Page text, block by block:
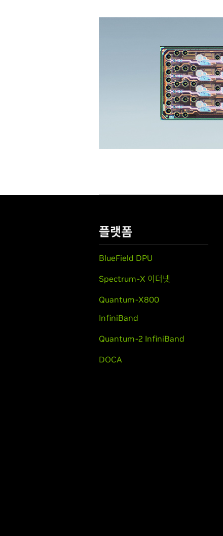
플랫폼
BlueField DPU
Spectrum-X 이더넷
Quantum-X800
InfiniBand
Quantum-2 InfiniBand
DOCA